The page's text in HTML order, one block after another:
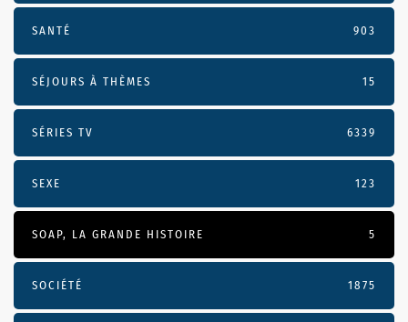
SANTÉ 903
SÉJOURS À THÈMES 15
SÉRIES TV 6339
SEXE 123
SOAP, LA GRANDE HISTOIRE 5
SOCIÉTÉ 1875